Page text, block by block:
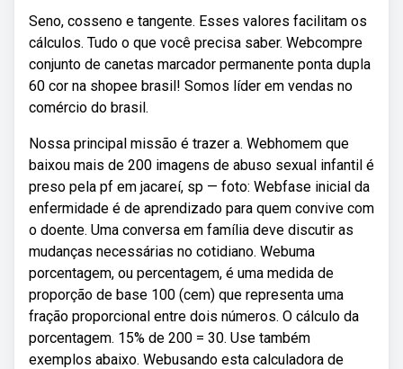
Seno, cosseno e tangente. Esses valores facilitam os
cálculos. Tudo o que você precisa saber. Webcompre
conjunto de canetas marcador permanente ponta dupla
60 cor na shopee brasil! Somos líder em vendas no
comércio do brasil.
Nossa principal missão é trazer a. Webhomem que
baixou mais de 200 imagens de abuso sexual infantil é
preso pela pf em jacareí, sp — foto: Webfase inicial da
enfermidade é de aprendizado para quem convive com
o doente. Uma conversa em família deve discutir as
mudanças necessárias no cotidiano. Webuma
porcentagem, ou percentagem, é uma medida de
proporção de base 100 (cem) que representa uma
fração proporcional entre dois números. O cálculo da
porcentagem. 15% de 200 = 30. Use também
exemplos abaixo. Webusando esta calculadora de